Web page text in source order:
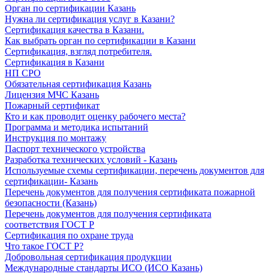
Орган по сертификации Казань
Нужна ли сертификация услуг в Казани?
Сертификация качества в Казани.
Как выбрать орган по сертификации в Казани
Сертификация, взгляд потребителя.
Сертификация в Казани
НП СРО
Обязательная сертификация Казань
Лицензия МЧС Казань
Пожарный сертификат
Кто и как проводит оценку рабочего места?
Программа и методика испытаний
Инструкция по монтажу
Паспорт технического устройства
Разработка технических условий - Казань
Используемые схемы сертификации, перечень документов для
сертификации- Казань
Перечень документов для получения сертификата пожарной
безопасности (Казань)
Перечень документов для получения сертификата
соответствия ГОСТ Р
Сертификация по охране труда
Что такое ГОСТ Р?
Добровольная сертификация продукции
Международные стандарты ИСО (ИСО Казань)